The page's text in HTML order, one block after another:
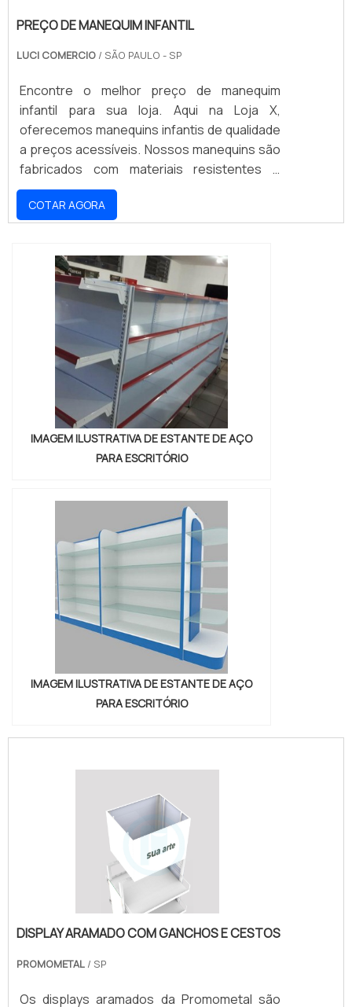
PREÇO DE MANEQUIM INFANTIL
LUCI COMERCIO / SÃO PAULO - SP
Encontre o melhor preço de manequim
infantil para sua loja. Aqui na Loja X,
oferecemos manequins infantis de qualidade
a preços acessíveis. Nossos manequins são
fabricados com materiais resistentes e
duráveis, para que sua loja possa contar com
peças de qualidade por muito tempo. Não
perca a oportunidade de adquirir manequins
melhor para seus clientes. Aproveite nossas
ofertas e compre agora mesmo!
COTAR AGORA
IMAGEM ILUSTRATIVA DE ESTANTE DE AÇO
PARA ESCRITÓRIO
IMAGEM ILUSTRATIVA DE ESTANTE DE AÇO
PARA ESCRITÓRIO
DISPLAY ARAMADO COM GANCHOS E CESTOS
PROMOMETAL / SP
Os displays aramados da Promometal são